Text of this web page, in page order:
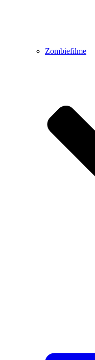
Zombiefilme